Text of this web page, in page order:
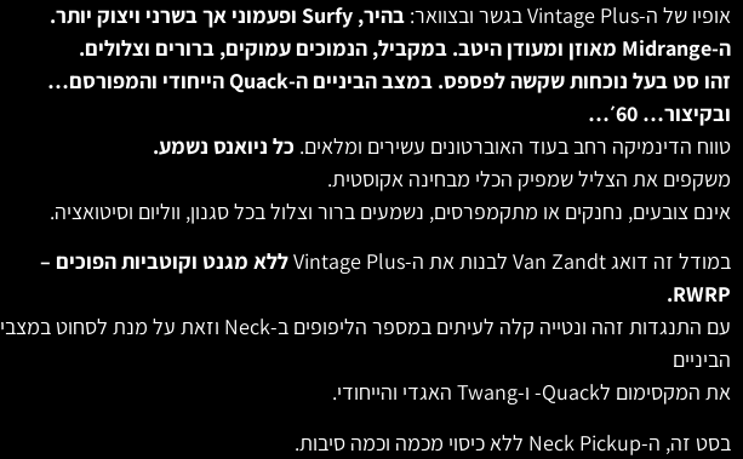
אופיו של ה-Vintage Plus בגשר ובצוואר:
בהיר, Surfy ופעמוני אך
בשרני ויצוק יותר.
ה-Midrange מאוזן ומעודן היטב. במקביל, הנמוכים עמוקים, ברורים וצלולים.
זהו סט בעל נוכחות שקשה לפספס. במצב הביניים ה-Quack הייחודי והמפורסם…
ובקיצור… 60׳…
טווח הדינמיקה רחב בעוד האוברטונים עשירים ומלאים. כל ניואנס נשמע.
משקפים את הצליל שמפיק הכלי מבחינה אקוסטית.
אינם צובעים, נחנקים או מתקמפרסים, נשמעים ברור וצלול בכל סגנון, ווליום וסיטואציה.
במודל זה דואג Van Zandt לבנות את ה-Vintage Plus
ללא מגנט וקוטביות הפוכים –
RWRP.
עם התנגדות זהה ונטייה קלה לעיתים במספר הליפופים ב-Neck וזאת על מנת לסחוט במצבי
הביניים
את המקסימום לQuack- ו-Twang האגדי והייחודי.
בסט זה, ה-Neck Pickup ללא כיסוי מכמה וכמה סיבות.